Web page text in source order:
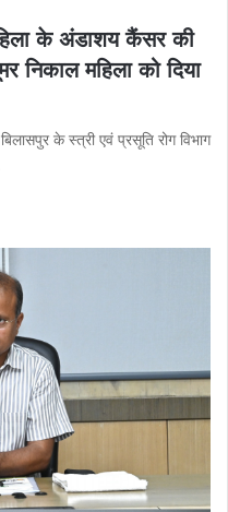
के अंडाशय कैंसर की
निकाल महिला को दिया
के स्त्री एवं प्रसूति रोग विभाग